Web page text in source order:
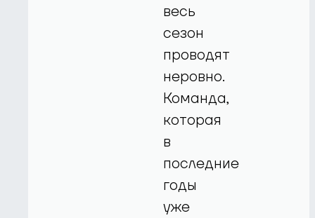
весь
сезон
проводят
неровно.
Команда,
которая
в
последние
годы
уже